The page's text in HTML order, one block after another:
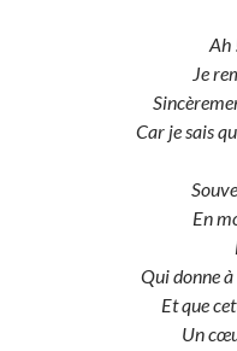
Ah
Je
Car je sais
En
Qui donne
Et que
Un